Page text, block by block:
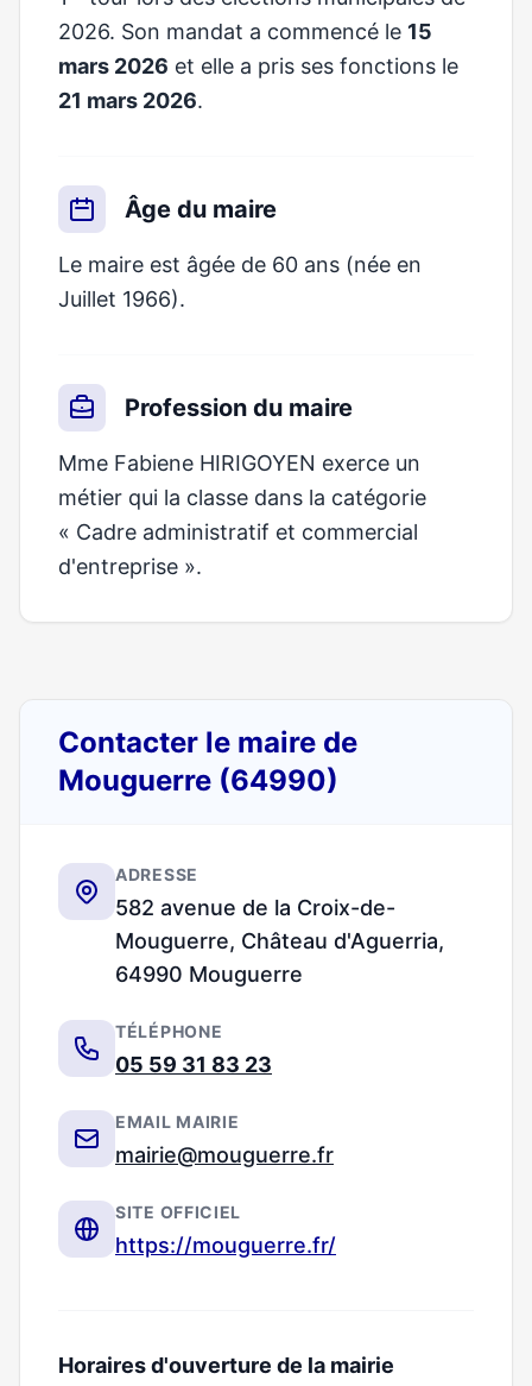
2026. Son mandat a commencé le 15
mars 2026 et elle a pris ses fonctions le
21 mars 2026.
Âge du maire
Le maire est âgée de 60 ans (née en
Juillet 1966).
Profession du maire
Mme Fabiene HIRIGOYEN exerce un
métier qui la classe dans la catégorie
« Cadre administratif et commercial
d'entreprise ».
Contacter le maire de
Mouguerre (64990)
ADRESSE
582 avenue de la Croix-de-
Mouguerre, Château d'Aguerria,
64990 Mouguerre
TÉLÉPHONE
05 59 31 83 23
EMAIL MAIRIE
mairie@mouguerre.fr
SITE OFFICIEL
https://mouguerre.fr/
Horaires d'ouverture de la mairie